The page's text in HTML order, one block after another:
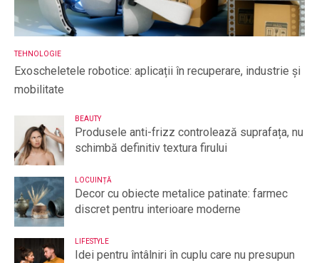
TEHNOLOGIE
Exoscheletele robotice: aplicații în recuperare, industrie și
mobilitate
BEAUTY
Produsele anti-frizz controlează suprafața, nu
schimbă definitiv textura firului
LOCUINȚĂ
Decor cu obiecte metalice patinate: farmec
discret pentru interioare moderne
LIFESTYLE
Idei pentru întâlniri în cuplu care nu presupun